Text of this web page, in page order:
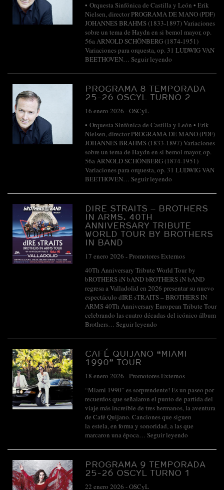
• Orquesta Sinfónica de Castilla y León • Erik
Nielsen, director PROGRAMA DE MANO (PDF)
JOHANNES BRAHMS (1833-1897) Variaciones
sobre un tema de Haydn en si bemol mayor, op.
56a ARNOLD SCHÖNBERG (1874-1951)
Variaciones para orquesta, op. 31 LUDWIG VAN
BEETHOVEN… Seguir leyendo
PROGRAMA 8 TEMPORADA
25-26 OSCYL TURNO 2
16 enero 2026 -OSCyL
• Orquesta Sinfónica de Castilla y León • Erik
Nielsen, director PROGRAMA DE MANO (PDF)
JOHANNES BRAHMS (1833-1897) Variaciones
sobre un tema de Haydn en si bemol mayor, op.
56a ARNOLD SCHÖNBERG (1874-1951)
Variaciones para orquesta, op. 31 LUDWIG VAN
BEETHOVEN… Seguir leyendo
DIRE STRAITS – BROTHERS
IN ARMS. 40TH
ANNIVERSARY TRIBUTE
WORLD TOUR BY BROTHERS
IN BAND
17 enero 2026 -Promotores Externos
40Th Anniversary Tribute World Tour by
bROTHERS iN bAND bROTHERS iN bAND
regresa a Valladolid en 2026 presentar su nuevo
espectáculo dIRE sTRAITS – BROTHERS IN
ARMS 40Th Anniversary European Tribute Tour
celebrando las cuatro décadas del icónico álbum
Brothers… Seguir leyendo
CAFÉ QUIJANO “MIAMI
1990” TOUR
18 enero 2026 -Promotores Externos
“Miami 1990” es sorprendente! Es un paseo por
recuerdos que señalaron el punto de partida del
viaje más increíble de tres hermanos, la aventura
de Café Quijano. Canciones que siguen
la estela, en forma y sonoridad, a las que
marcaron una época… Seguir leyendo
PROGRAMA 9 TEMPORADA
25-26 OSCYL TURNO 1
22 enero 2026 -OSCyL